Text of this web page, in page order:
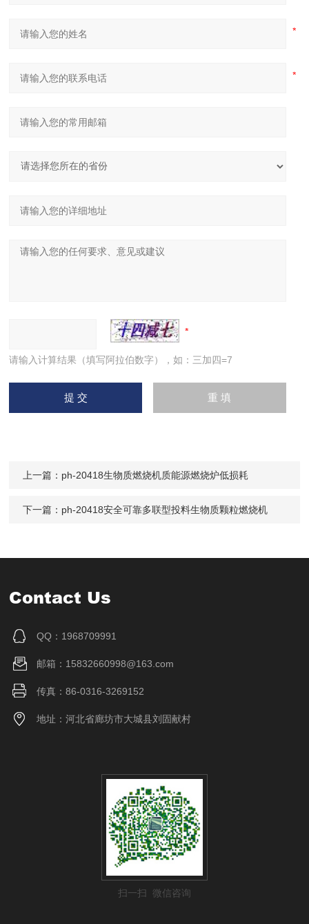
请输入计算结果（填写阿拉伯数字），如：三加四=7
上一篇： ph-20418生物质燃烧机质能源燃烧炉低损耗
下一篇： ph-20418安全可靠多联型投料生物质颗粒燃烧机
Contact Us
QQ：1968709991
邮箱：15832660998@163.com
传真：86-0316-3269152
地址：河北省廊坊市大城县刘固献村
扫一扫 微信咨询